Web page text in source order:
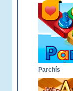
Parchís